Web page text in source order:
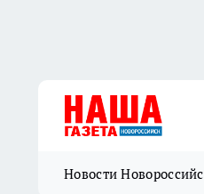
Новости